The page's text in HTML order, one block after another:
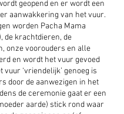
geopend en er wordt een
aanwakkering van het vuur.
worden Pacha Mama
de krachtdieren, de
onze voorouders en alle
en wordt het vuur gevoed
vuur ‘vriendelijk’ genoeg is
door de aanwezigen in het
de ceremonie gaat er een
aarde) stick rond waar